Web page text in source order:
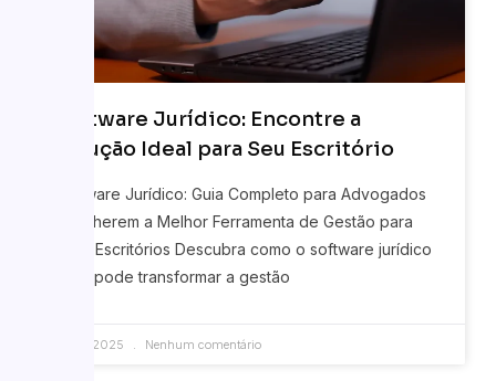
Software Jurídico: Encontre a
Solução Ideal para Seu Escritório
Software Jurídico: Guia Completo para Advogados
Escolherem a Melhor Ferramenta de Gestão para
Seus Escritórios Descubra como o software jurídico
ideal pode transformar a gestão
21/04/2025 Nenhum comentário